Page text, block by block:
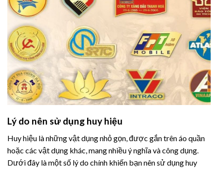
Lý do nên sử dụng huy hiệu
Huy hiệu là những vật dụng nhỏ gọn, được gắn trên áo quần
hoặc các vật dụng khác, mang nhiều ý nghĩa và công dụng.
Dưới đây là một số lý do chính khiến bạn nên sử dụng huy